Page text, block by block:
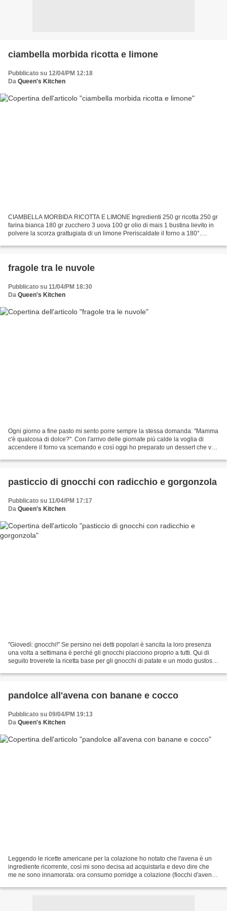
ciambella morbida ricotta e limone
Pubblicato su 12/04/PM 12:18
Da Queen's Kitchen
CIAMBELLA MORBIDA RICOTTA E LIMONE Ingredienti 250 gr ricotta 250 gr
farina bianca 180 gr zucchero 3 uova 100 gr olio di mais 1 bustina lievito in
polvere la scorza grattugiata di un limone Preriscaldate il forno a 180°.
fragole tra le nuvole
Pubblicato su 11/04/PM 18:30
Da Queen's Kitchen
Ogni giorno a fine pasto mi sento porre sempre la stessa domanda: "Mamma
c'è qualcosa di dolce?". Con l'arrivo delle giornate più calde la voglia di
accendere il forno va scemando e così oggi ho preparato un dessert che va
pasticcio di gnocchi con radicchio e gorgonzola
Pubblicato su 11/04/PM 17:17
Da Queen's Kitchen
"Giovedì: gnocchi!" Se persino nei detti popolari è sancita la loro presenza
una volta a settimana è perché gli gnocchi piacciono proprio a tutti. Qui di
seguito troverete la ricetta base per gli gnocchi di patate e un modo gustoso
pandolce all'avena con banane e cocco
Pubblicato su 09/04/PM 19:13
Da Queen's Kitchen
Leggendo le ricette americane per la colazione ho notato che l'avena è un
ingrediente ricorrente, così mi sono decisa ad acquistarla e devo dire che
me ne sono innamorata: ora consumo porridge a colazione (fiocchi d'avena